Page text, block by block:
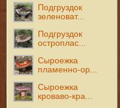
Подгруздок
зеленоват...
Подгруздок
остроплас...
Сыроежка
пламенно-ор...
Сыроежка
кроваво-кра...